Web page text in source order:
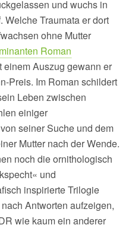
und wuchs in
Traumata er dort
ohne Mutter
Roman
einem Auszug gewann er
Preis. Im Roman schildert
Leben zwischen
einiger
seiner Suche und dem
Mutter nach der Wende.
noch die ornithologisch
und
inspirierte Trilogie
Antworten aufzeigen,
wie kaum ein anderer